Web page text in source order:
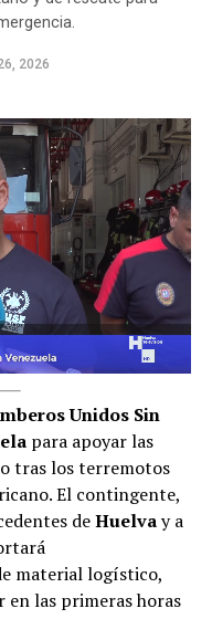
2026
Unidos Sin
para apoyar las
tras los terremotos
El contingente,
deHuelvay a
material logístico,
en las primeras horas